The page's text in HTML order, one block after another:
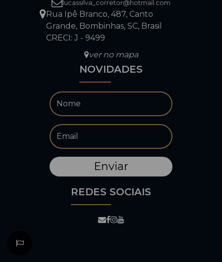
lucassilva_corretor@hotmail.com
Rua Ipê Branco, 487, Canto
Grande, Bombinhas, SC, Brasil
CRECI: J - 9499
ver no mapa
NOVIDADES
REDES SOCIAIS